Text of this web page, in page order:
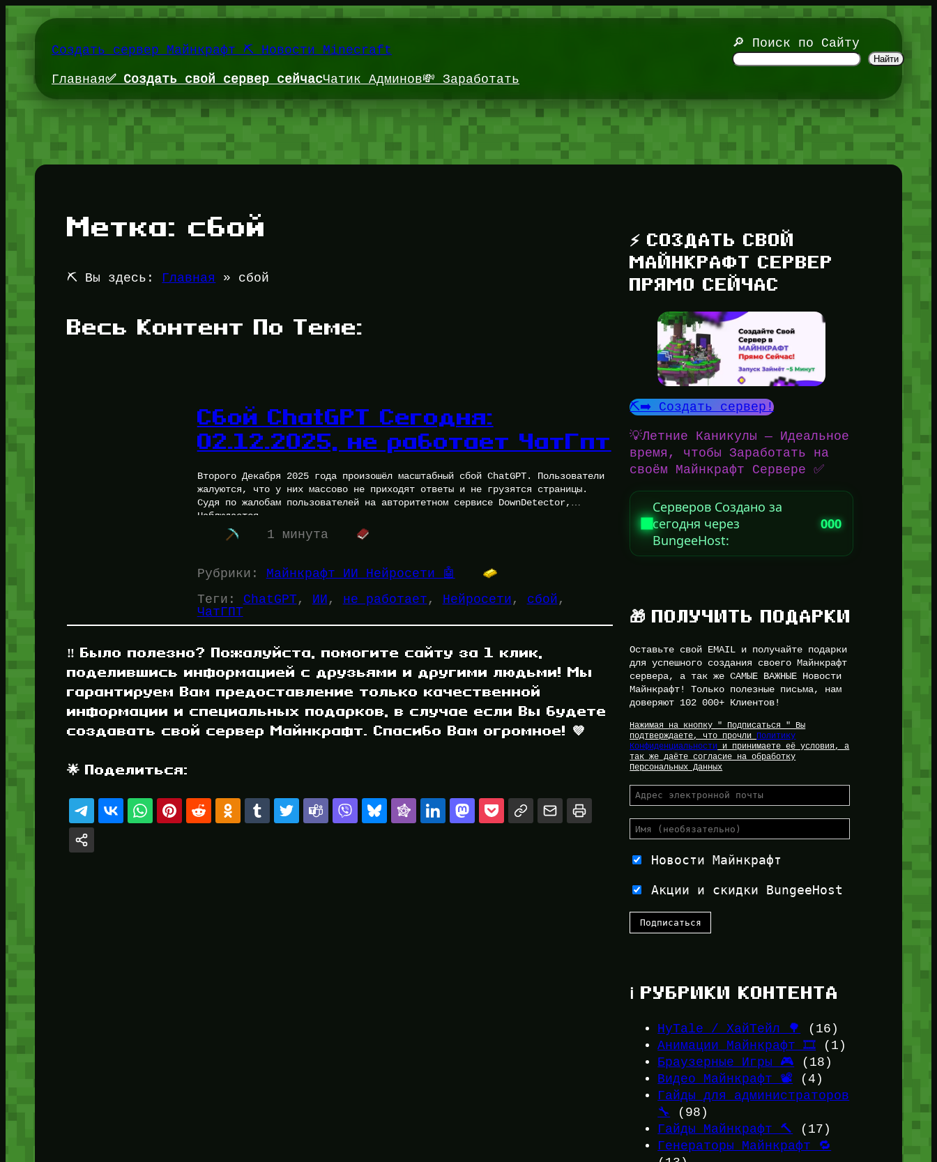
содержимомуСоздать сервер Майнкрафт ⛏️ Новости Minecraft
🔎 Поиск по Сайту
Найти
Главная✅ Создать свой сервер сейчасЧатик Админов💸 Заработать
Метка:сбой
⛏️ Вы здесь: Главная » сбой
Весь Контент По Теме:
Сбой ChatGPT Сегодня:
02.12.2025, не работает ЧатГпт
Второго Декабря 2025 года произошёл масштабный сбой ChatGPT. Пользователи
жалуются, что у них массово не приходят ответы и не грузятся страницы.
Судя по жалобам пользователей на авторитетном сервисе DownDetector,
Наблюдается…
1 минута
Рубрики: Майнкрафт ИИ Нейросети 🤖
Теги: ChatGPT, ИИ , не работает , Нейросети , сбой
ЧатГПТ
‼️ Было полезно? Пожалуйста, помогите сайту за 1 клик,
поделившись информацией с друзьями и другими людьми! Мы
гарантируем Вам предоставление только качественной
информации и специальных подарков, в случае если Вы будете
создавать свой сервер Майнкрафт. Спасибо Вам огромное! 💜
🌟 Поделиться:
⚡ СОЗДАТЬ СВОЙ
МАЙНКРАФТ СЕРВЕР
ПРЯМО СЕЙЧАС
⛏️➡️ Создать сервер!
💡Летние Каникулы — Идеальное
время, чтобы Заработать на
своём Майнкрафт Сервере ✅
Серверов Создано за
сегодня через
BungeeHost:
000
🎁 ПОЛУЧИТЬ ПОДАРКИ
Оставьте свой EMAIL и получайте подарки
для успешного создания своего Майнкрафт
сервера, а так же САМЫЕ ВАЖНЫЕ Новости
Майнкрафт! Только полезные письма, нам
доверяют 102 000+ Клиентов!
Нажимая на кнопку " Подписаться " Вы
подтверждаете, что прочли Политику
Конфиденциальности и принимаете её условия, а
так же даёте согласие на обработку
Персональных Данных
Новости Майнкрафт
Акции и скидки BungeeHost
ℹ️ РУБРИКИ КОНТЕНТА
HyTale / ХайТейл 🌳
(16)
Анимации Майнкрафт 🎞️ (1)
Браузерные Игры 🎮 (18)
Видео Майнкрафт 📽️ (4)
Гайды для администраторов
🔧
(98)
Гайды Майнкрафт 🔨
(17)
Генераторы Майнкрафт 🔁